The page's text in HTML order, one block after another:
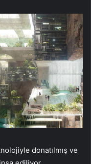
donatılmış ve